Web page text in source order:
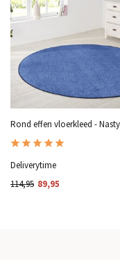
Rond effen vloerkleed -
Deliverytime
114,95 89,95